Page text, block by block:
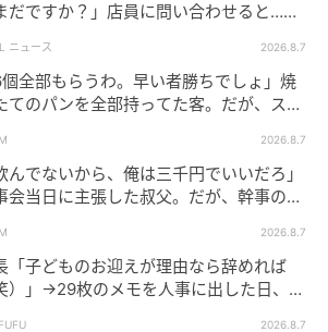
をもっとみる
だですか？」店員に問い合わせると…そ
」
ニュース 2026.8.7
個全部もらうわ。早い者勝ちでしょ」焼
てのパンを全部持ってた客。だが、スタ
2026.8.7
んでないから、俺は三千円でいいだろ」
会当日に主張した叔父。だが、幹事のい
2026.8.7
「子どものお迎えが理由なら辞めれば
）」→29枚のメモを人事に出した日、部
2026.8.7